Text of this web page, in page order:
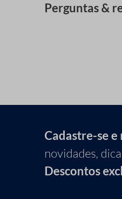
Perguntas &
Cadastre-se e
novidades,
Descontos